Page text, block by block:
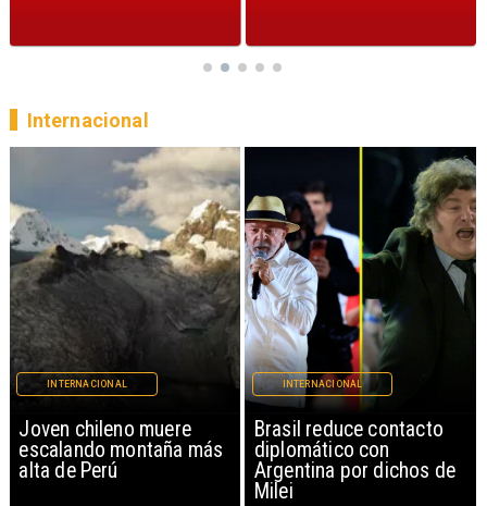
Brasil reduce contacto
diplomático con
Argentina por dichos de
INTERNACIONAL
China restringe
exportación de drones a
EEUU y sanciona
empresas
INTERNACIONAL
Internacional